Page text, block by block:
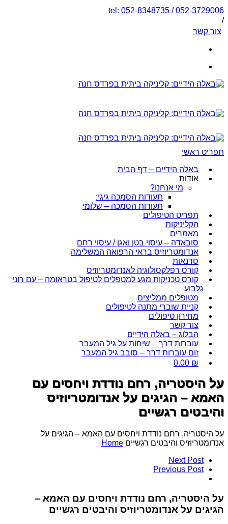
tel: 052-8348735 / 052-3729006
/
צור קשר
תפריט ראשי
באלה הידיים – דף הבית
אודות
מי אנחנו?
תעודות הסמכה גיגי:
תעודות הסמכה – שלומי
תפריט הטיפולים
הקליניקות
מאמרים
סובאדה – עיסוי בטן ואגן / עיסוי רחם
אנדומטריוזיס בראי הרפואה המשלימה
סדנאות
קורס רפלקסולוגיה לאנדומטריוזיס
קורס טכניקות מגע למטפלים לטיפול בטראומה – עם רוני
גלבוע
מטופלים ממליצים
קניית שוברי מתנה לטיפולים
מחירון טיפולים
צור קשר
הבלוג – באלה הידיים
עוברות דרך – שיחות על גיל המעבר
זום עוברות דרך – סובב גיל המעבר
0.00 ₪
על היסטריה, רחם נודדת ויחסים עם
האמא – הגיגים על אנדומטריוזיס
והיבטים רגשיים
על היסטריה, רחם נודדת ויחסים עם האמא – הגיגים על
אנדומטריוזיס והיבטים רגשיים Home
Next Post
Previous Post
על היסטריה, רחם נודדת ויחסים עם האמא –
הגיגים על אנדומטריוזיס והיבטים רגשיים